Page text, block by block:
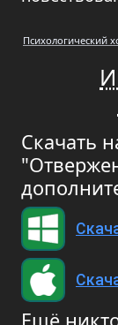
Психологический
Скачать